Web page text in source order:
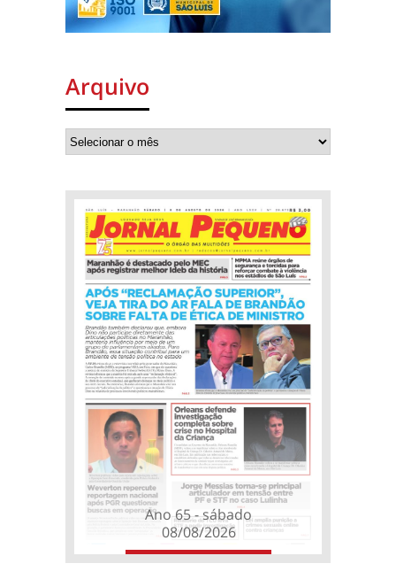
Arquivo
Ano 65 - sábado
08/08/2026